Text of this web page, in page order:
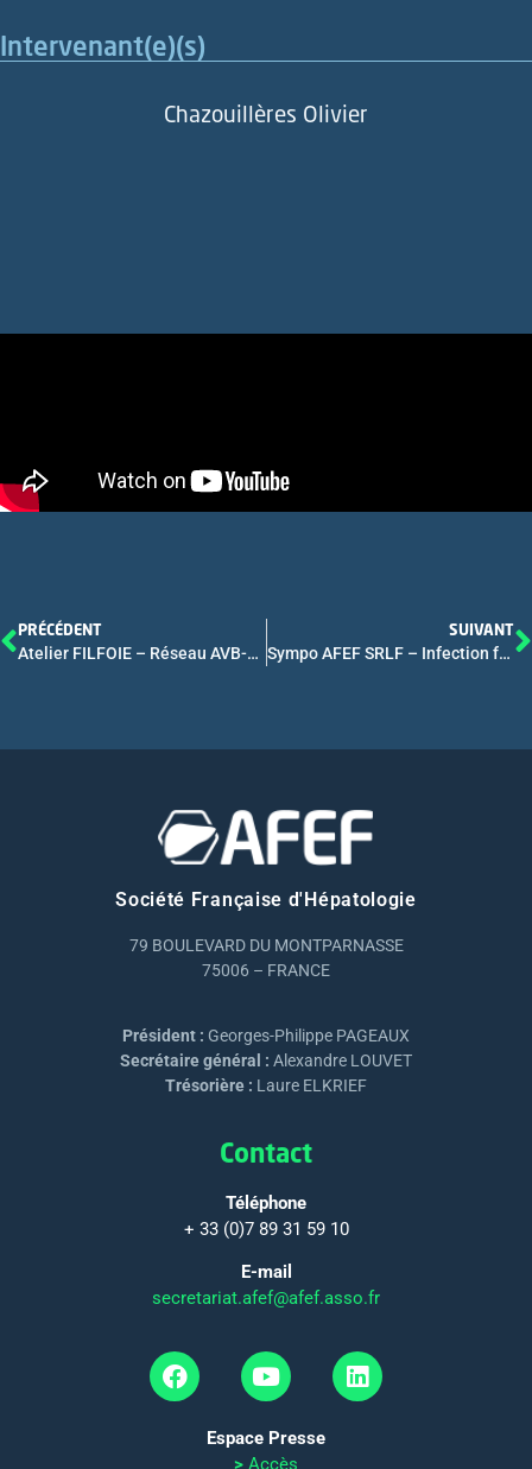
Intervenant(e)(s)
Chazouillères Olivier
PRÉCÉDENT
Atelier FILFOIE – Réseau AVB-CG – Déficit en MDR3 chez l’enfant
SUIVANT
Sympo AFEF SRLF – Infection fongique chez le cirrhotique
Société Française d'Hépatologie
79 BOULEVARD DU MONTPARNASSE
75006 – FRANCE
Président : Georges-Philippe PAGEAUX
Secrétaire général : Alexandre LOUVET
Trésorière : Laure ELKRIEF
Contact
Téléphone
+ 33 (0)7 89 31 59 10
E-mail
secretariat.afef@afef.asso.fr
Espace Presse
> Accès